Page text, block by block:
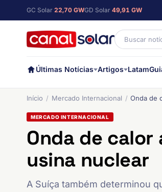
GC Solar 22,70 GWGD Solar 49,91 GW
Últimas Notícias Artigos Latam
Início Mercado Internacional Onda de
MERCADO INTERNACIONAL
Onda de calor
usina nuclear
A Suíça também determinou